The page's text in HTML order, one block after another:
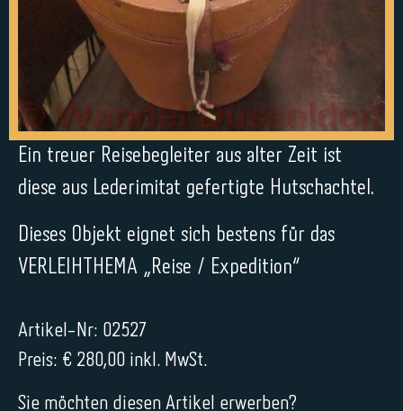
Ein treuer Reisebegleiter aus alter Zeit ist
diese aus Lederimitat gefertigte Hutschachtel.
Dieses Objekt eignet sich bestens für das
VERLEIHTHEMA „Reise / Expedition“
Artikel-Nr: 02527
Preis: € 280,00 inkl. MwSt.
Sie möchten diesen Artikel erwerben?